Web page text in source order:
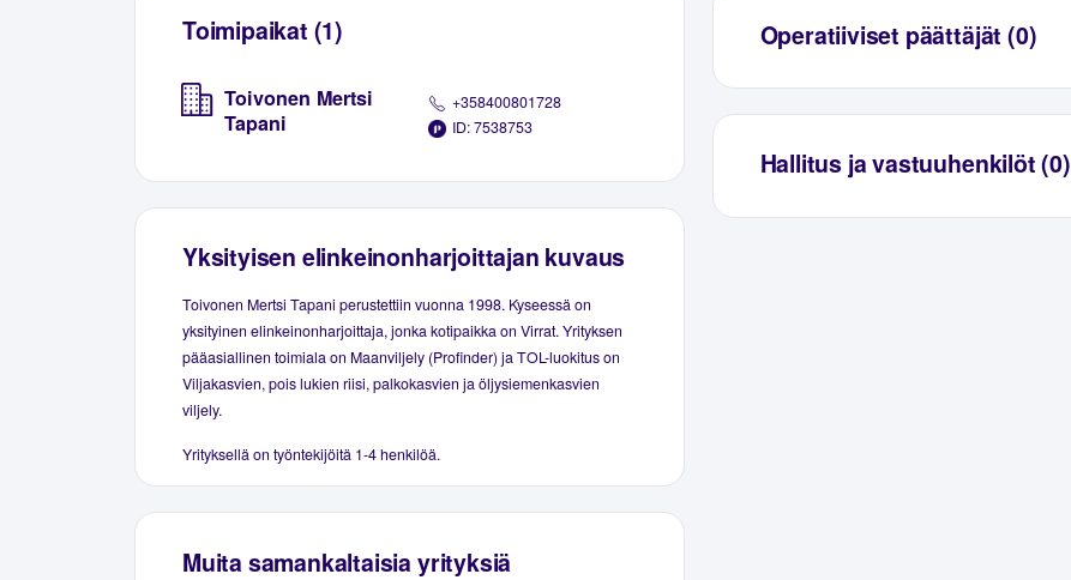
Toimipaikat (1)
Toivonen Mertsi
Tapani
+358400801728
ID: 7538753
Yksityisen elinkeinonharjoittajan kuvaus
Toivonen Mertsi Tapani perustettiin vuonna 1998. Kyseessä on
yksityinen elinkeinonharjoittaja, jonka kotipaikka on Virrat. Yrityksen
pääasiallinen toimiala on Maanviljely (Profinder) ja TOL-luokitus on
Viljakasvien, pois lukien riisi, palkokasvien ja öljysiemenkasvien
viljely.
Yrityksellä on työntekijöitä 1-4 henkilöä.
Muita samankaltaisia yrityksiä
Operatiiviset päättäjät (0)
Hallitus ja vastuuhenkilöt (0)